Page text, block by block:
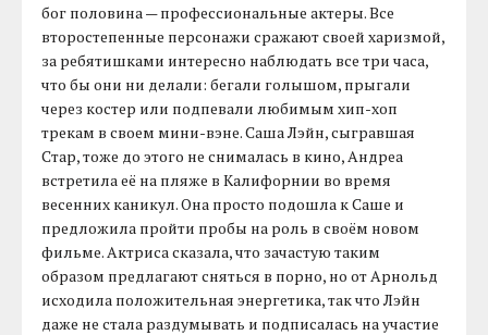
бог половина — профессиональные актеры. Все
второстепенные персонажи сражают своей харизмой,
за ребятишками интересно наблюдать все три часа,
что бы они ни делали: бегали голышом, прыгали
через костер или подпевали любимым хип-хоп
трекам в своем мини-вэне. Саша Лэйн, сыгравшая
Стар, тоже до этого не снималась в кино, Андреа
встретила её на пляже в Калифорнии во время
весенних каникул. Она просто подошла к Саше и
предложила пройти пробы на роль в своём новом
фильме. Актриса сказала, что зачастую таким
образом предлагают сняться в порно, но от Арнольд
исходила положительная энергетика, так что Лэйн
даже не стала раздумывать и подписалась на участие